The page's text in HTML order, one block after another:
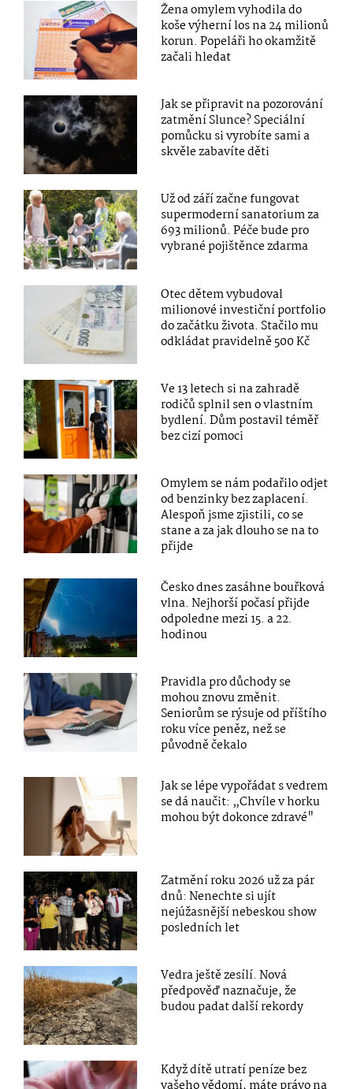
Žena omylem vyhodila do
koše výherní los na 24 milionů
korun. Popeláři ho okamžitě
začali hledat
Jak se připravit na pozorování
zatmění Slunce? Speciální
pomůcku si vyrobíte sami a
skvěle zabavíte děti
Už od září začne fungovat
supermoderní sanatorium za
693 milionů. Péče bude pro
vybrané pojištěnce zdarma
Otec dětem vybudoval
milionové investiční portfolio
do začátku života. Stačilo mu
odkládat pravidelně 500 Kč
Ve 13 letech si na zahradě
rodičů splnil sen o vlastním
bydlení. Dům postavil téměř
bez cizí pomoci
Omylem se nám podařilo odjet
od benzinky bez zaplacení.
Alespoň jsme zjistili, co se
stane a za jak dlouho se na to
přijde
Česko dnes zasáhne bouřková
vlna. Nejhorší počasí přijde
odpoledne mezi 15. a 22.
hodinou
Pravidla pro důchody se
mohou znovu změnit.
Seniorům se rýsuje od příštího
roku více peněz, než se
původně čekalo
Jak se lépe vypořádat s vedrem
se dá naučit: „Chvíle v horku
mohou být dokonce zdravé"
Zatmění roku 2026 už za pár
dnů: Nenechte si ujít
nejúžasnější nebeskou show
posledních let
Vedra ještě zesílí. Nová
předpověď naznačuje, že
budou padat další rekordy
Když dítě utratí peníze bez